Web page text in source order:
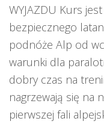
WYJAZDU Kurs
bezpiecznego
podnóże Alp od
warunki dla
dobry czas na
nagrzewają się na
pierwszej fali